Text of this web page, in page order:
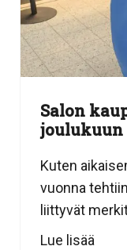
Salon
joulukuun
Kuten
vuonna
liittyvät
Lue lisää